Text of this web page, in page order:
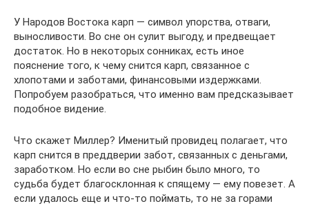
У Народов Востока карп — символ упорства, отваги,
выносливости. Во сне он сулит выгоду, и предвещает
достаток. Но в некоторых сонниках, есть иное
пояснение того, к чему снится карп, связанное с
хлопотами и заботами, финансовыми издержками.
Попробуем разобраться, что именно вам предсказывает
подобное видение.
Что скажет Миллер? Именитый провидец полагает, что
карп снится в преддверии забот, связанных с деньгами,
заработком. Но если во сне рыбин было много, то
судьба будет благосклонная к спящему — ему повезет. А
если удалось еще и что-то поймать, то не за горами